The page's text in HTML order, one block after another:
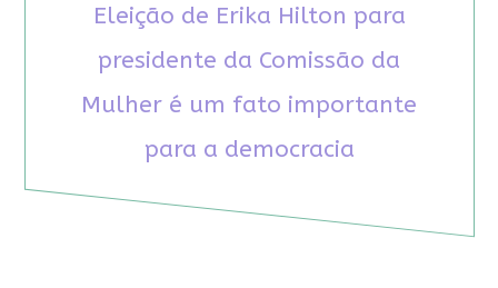
Eleição de Erika Hilton para
presidente da Comissão da
Mulher é um fato importante
para a democracia